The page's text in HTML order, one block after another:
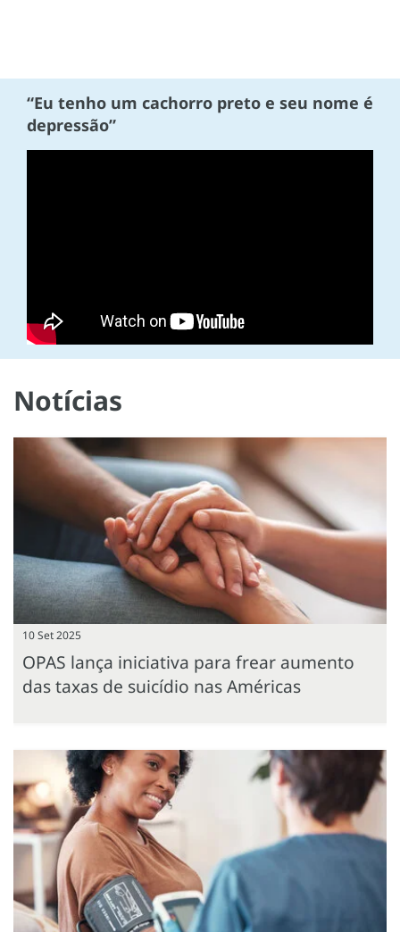
“Eu tenho um cachorro preto e seu nome é
depressão”
Notícias
10 Set 2025
OPAS lança iniciativa para frear aumento
das taxas de suicídio nas Américas